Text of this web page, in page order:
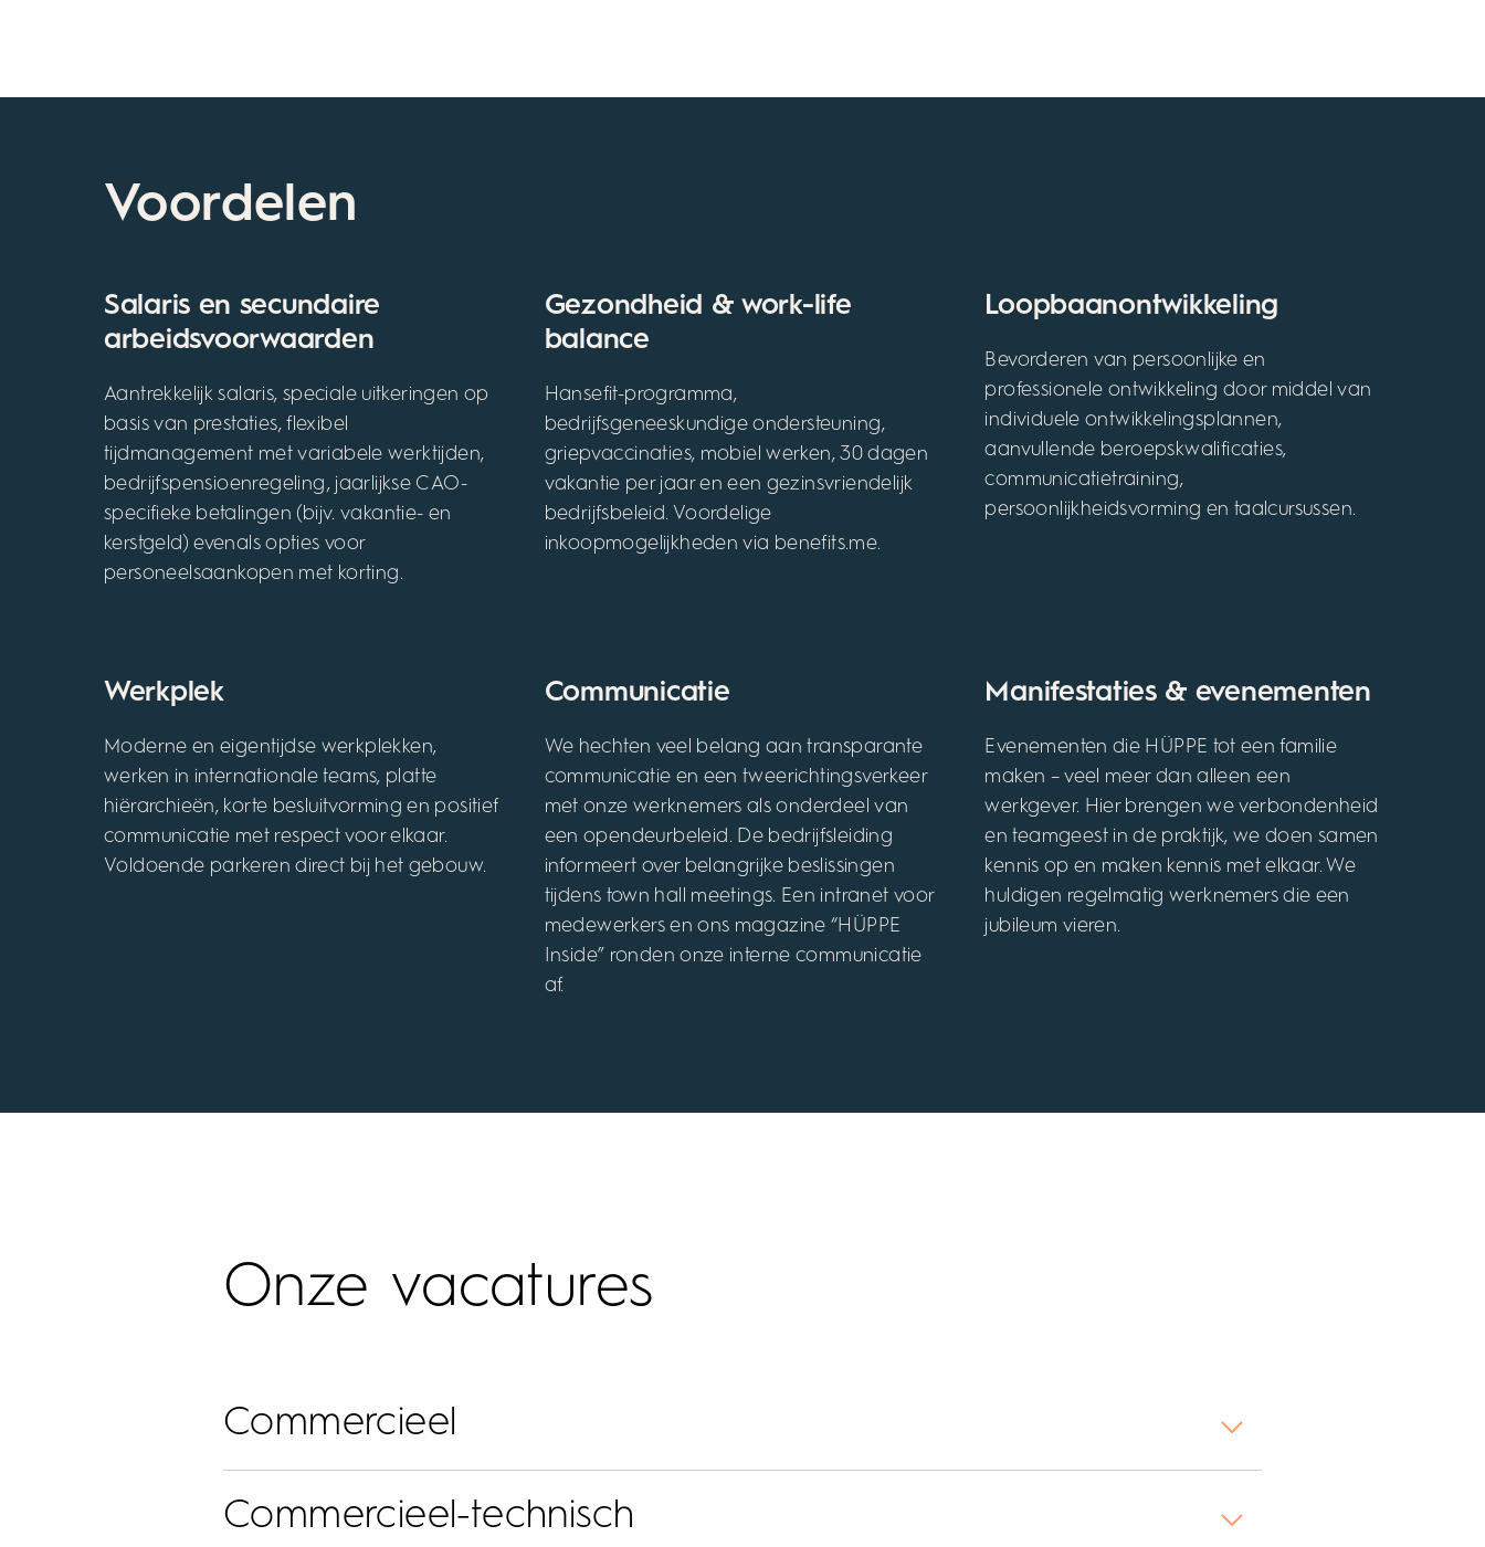
Voordelen
Salaris en secundaire
arbeidsvoorwaarden
Aantrekkelijk salaris, speciale uitkeringen op
basis van prestaties, flexibel
tijdmanagement met variabele werktijden,
bedrijfspensioenregeling, jaarlijkse CAO-
specifieke betalingen (bijv. vakantie- en
kerstgeld) evenals opties voor
personeelsaankopen met korting.
Gezondheid & work-life
balance
Hansefit-programma,
bedrijfsgeneeskundige ondersteuning,
griepvaccinaties, mobiel werken, 30 dagen
vakantie per jaar en een gezinsvriendelijk
bedrijfsbeleid. Voordelige
inkoopmogelijkheden via benefits.me.
Loopbaanontwikkeling
Bevorderen van persoonlijke en
professionele ontwikkeling door middel van
individuele ontwikkelingsplannen,
aanvullende beroepskwalificaties,
communicatietraining,
persoonlijkheidsvorming en taalcursussen.
Werkplek
Moderne en eigentijdse werkplekken,
werken in internationale teams, platte
hiërarchieën, korte besluitvorming en positief
communicatie met respect voor elkaar.
Voldoende parkeren direct bij het gebouw.
Communicatie
We hechten veel belang aan transparante
communicatie en een tweerichtingsverkeer
met onze werknemers als onderdeel van
een opendeurbeleid. De bedrijfsleiding
informeert over belangrijke beslissingen
tijdens town hall meetings. Een intranet voor
medewerkers en ons magazine “HÜPPE
Inside” ronden onze interne communicatie
af.
Manifestaties & evenementen
Evenementen die HÜPPE tot een familie
maken – veel meer dan alleen een
werkgever. Hier brengen we verbondenheid
en teamgeest in de praktijk, we doen samen
kennis op en maken kennis met elkaar. We
huldigen regelmatig werknemers die een
jubileum vieren.
Onze vacatures
Commercieel
Commercieel-technisch